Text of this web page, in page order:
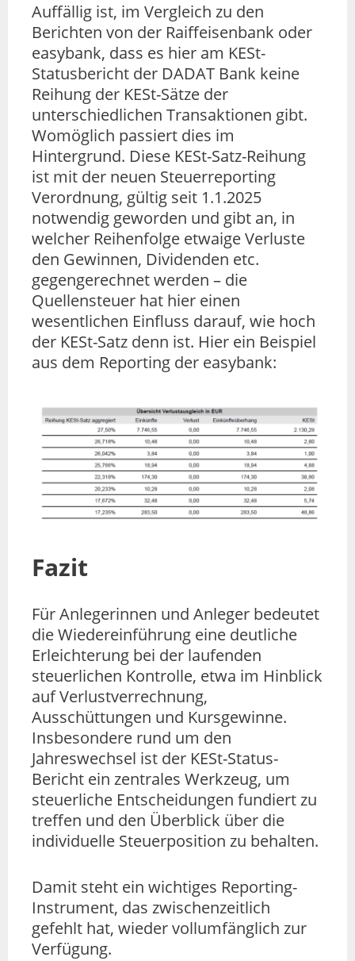
Auffällig ist, im Vergleich zu den
Berichten von der Raiffeisenbank oder
easybank, dass es hier am KESt-
Statusbericht der DADAT Bank keine
Reihung der KESt-Sätze der
unterschiedlichen Transaktionen gibt.
Womöglich passiert dies im
Hintergrund. Diese KESt-Satz-Reihung
ist mit der neuen Steuerreporting
Verordnung, gültig seit 1.1.2025
notwendig geworden und gibt an, in
welcher Reihenfolge etwaige Verluste
den Gewinnen, Dividenden etc.
gegengerechnet werden – die
Quellensteuer hat hier einen
wesentlichen Einfluss darauf, wie hoch
der KESt-Satz denn ist. Hier ein Beispiel
aus dem Reporting der easybank:
Fazit
Für Anlegerinnen und Anleger bedeutet
die Wiedereinführung eine deutliche
Erleichterung bei der laufenden
steuerlichen Kontrolle, etwa im Hinblick
auf Verlustverrechnung,
Ausschüttungen und Kursgewinne.
Insbesondere rund um den
Jahreswechsel ist der KESt-Status-
Bericht ein zentrales Werkzeug, um
steuerliche Entscheidungen fundiert zu
treffen und den Überblick über die
individuelle Steuerposition zu behalten.
Damit steht ein wichtiges Reporting-
Instrument, das zwischenzeitlich
gefehlt hat, wieder vollumfänglich zur
Verfügung.